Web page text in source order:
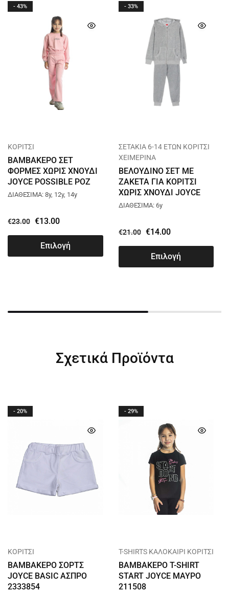
- 43%
ΚΟΡΙΤΣΙ
ΒΑΜΒΑΚΕΡΟ ΣΕΤ
ΦΟΡΜΕΣ ΧΩΡΙΣ ΧΝΟΥΔΙ
JOYCE POSSIBLE ΡΟΖ
13256
ΔΙΑΘΕΣΙΜΑ: 8y, 12y, 14y
€23.00 €13.00
Επιλογή
- 33%
ΣΕΤΑΚΙΑ 6-14 ΕΤΩΝ ΚΟΡΙΤΣΙ
ΧΕΙΜΕΡΙΝΑ
ΒΕΛΟΥΔΙΝΟ ΣΕΤ ΜΕ
ΖΑΚΕΤΑ ΓΙΑ ΚΟΡΙΤΣΙ
ΧΩΡΙΣ ΧΝΟΥΔΙ JOYCE
VELVET ΓΚΡΙ 2463911
ΔΙΑΘΕΣΙΜΑ: 6y
€21.00 €14.00
Επιλογή
Σχετικά Προϊόντα
- 20%
ΚΟΡΙΤΣΙ
ΒΑΜΒΑΚΕΡΟ ΣΟΡΤΣ
JOYCE BASIC ΑΣΠΡΟ
2333854
- 29%
T-SHIRTS ΚΑΛΟΚΑΙΡΙ ΚΟΡΙΤΣΙ
ΒΑΜΒΑΚΕΡΟ T-SHIRT
START JOYCE ΜΑΥΡΟ
211508